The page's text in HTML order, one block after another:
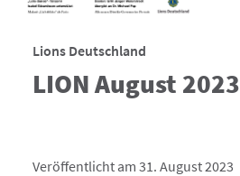
Lions Deutschland
LION August 2023
Veröffentlicht am 31. August 2023